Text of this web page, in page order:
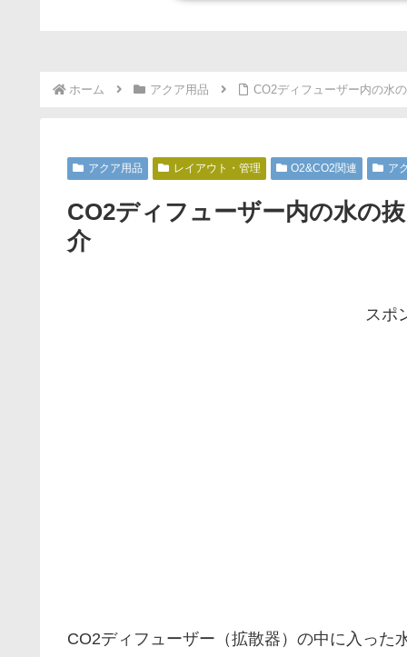
ホーム アクア用品 CO2ディフューザー内の水
アクア用品 レイアウト・管理 O2&CO2関連 ア
CO2ディフューザー内の水の
介
スポ
CO2ディフューザー（拡散器）の中に入った